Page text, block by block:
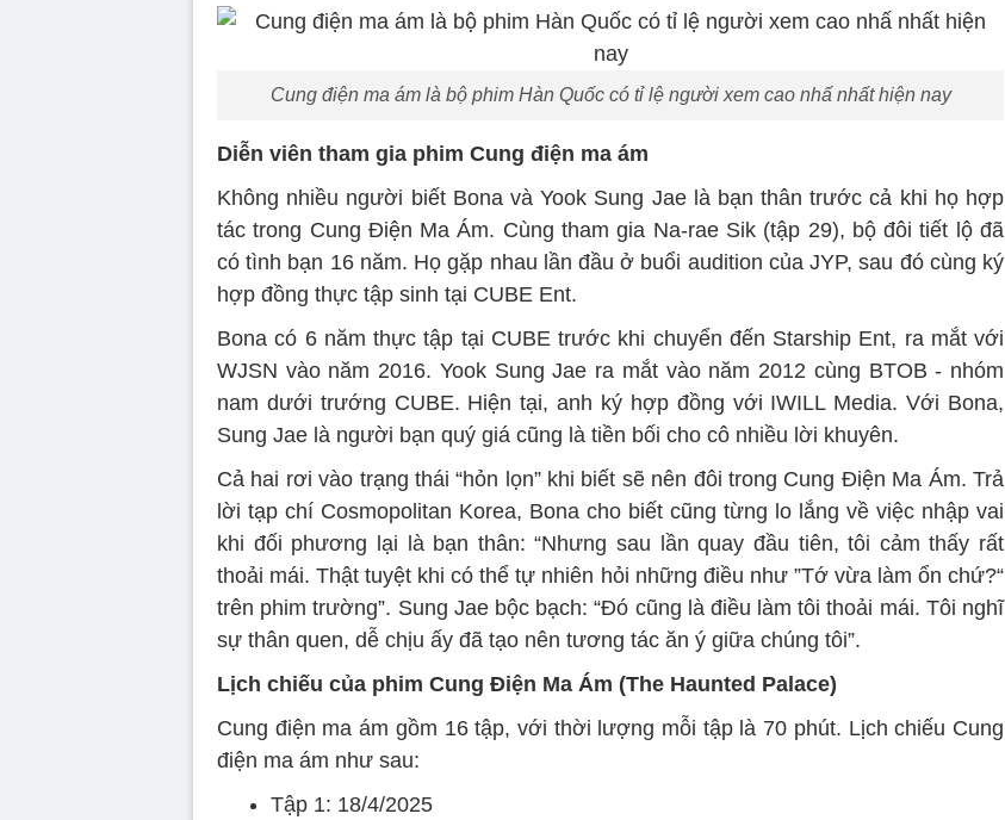
Cung điện ma ám là bộ phim Hàn Quốc có tỉ lệ người xem cao nhấ nhất hiện nay
Diễn viên tham gia phim Cung điện ma ám
Không nhiều người biết Bona và Yook Sung Jae là bạn thân trước cả khi họ hợp
tác trong Cung Điện Ma Ám. Cùng tham gia Na-rae Sik (tập 29), bộ đôi tiết lộ đã
có tình bạn 16 năm. Họ gặp nhau lần đầu ở buổi audition của JYP, sau đó cùng ký
hợp đồng thực tập sinh tại CUBE Ent.
Bona có 6 năm thực tập tại CUBE trước khi chuyển đến Starship Ent, ra mắt với
WJSN vào năm 2016. Yook Sung Jae ra mắt vào năm 2012 cùng BTOB - nhóm
nam dưới trướng CUBE. Hiện tại, anh ký hợp đồng với IWILL Media. Với Bona,
Sung Jae là người bạn quý giá cũng là tiền bối cho cô nhiều lời khuyên.
Cả hai rơi vào trạng thái “hỏn lọn” khi biết sẽ nên đôi trong Cung Điện Ma Ám. Trả
lời tạp chí Cosmopolitan Korea, Bona cho biết cũng từng lo lắng về việc nhập vai
khi đối phương lại là bạn thân: “Nhưng sau lần quay đầu tiên, tôi cảm thấy rất
thoải mái. Thật tuyệt khi có thể tự nhiên hỏi những điều như ”Tớ vừa làm ổn chứ?“
trên phim trường”. Sung Jae bộc bạch: “Đó cũng là điều làm tôi thoải mái. Tôi nghĩ
sự thân quen, dễ chịu ấy đã tạo nên tương tác ăn ý giữa chúng tôi”.
Lịch chiếu của phim Cung Điện Ma Ám (The Haunted Palace)
Cung điện ma ám gồm 16 tập, với thời lượng mỗi tập là 70 phút. Lịch chiếu Cung
điện ma ám như sau:
Tập 1: 18/4/2025